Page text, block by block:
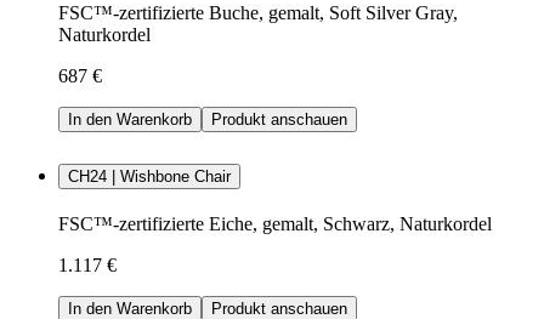
FSC™-zertifizierte Buche, gemalt, Soft Silver Gray,
Naturkordel
687 €
In den Warenkorb Produkt anschauen
CH24 | Wishbone Chair
FSC™-zertifizierte Eiche, gemalt, Schwarz, Naturkordel
1.117 €
In den Warenkorb Produkt anschauen